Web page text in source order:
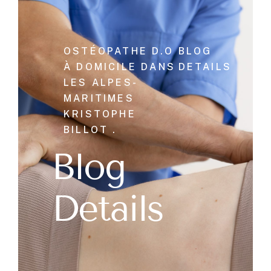
OSTÉOPATHE D.O
À DOMICILE DANS
LES ALPES-
MARITIMES
KRISTOPHE
BILLOT .
BLOG
DETAILS
Blog
Details